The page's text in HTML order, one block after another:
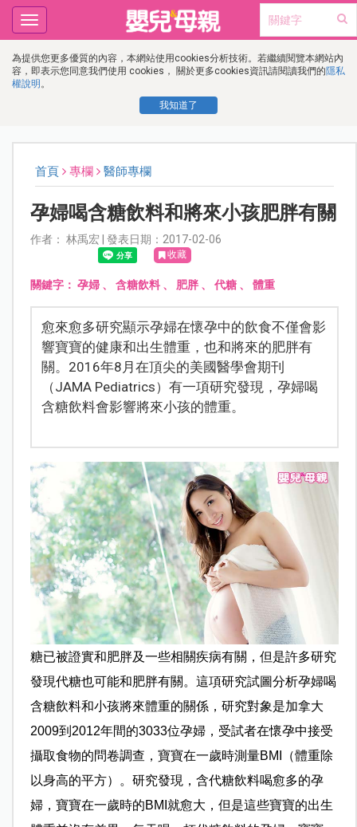
為提供您更多優質的內容，本網站使用cookies分析技術。若繼續閱覽本網站內
容，即表示您同意我們使用 cookies， 關於更多cookies資訊請閱讀我們的隱私
權說明 。
我知道了
Toggle
navigation
首頁 專欄 醫師專欄
孕婦喝含糖飲料和將來小孩肥胖有關
作者： 林禹宏 | 發表日期：2017-02-06
收藏
關鍵字： 孕婦、 含糖飲料、 肥胖、 代糖、 體重
愈來愈多研究顯示孕婦在懷孕中的飲食不僅會影
響寶寶的健康和出生體重，也和將來的肥胖有
關。2016年8月在頂尖的美國醫學會期刊
（JAMA Pediatrics）有一項研究發現，孕婦喝
含糖飲料會影響將來小孩的體重。
糖已被證實和肥胖及一些相關疾病有關，但是許多研究
發現代糖也可能和肥胖有關。這項研究試圖分析孕婦喝
含糖飲料和小孩將來體重的關係，研究對象是加拿大
2009到2012年間的3033位孕婦，受試者在懷孕中接受
攝取食物的問卷調查，寶寶在一歲時測量BMI（體重除
以身高的平方）。研究發現，含代糖飲料喝愈多的孕
婦，寶寶在一歲時的BMI就愈大，但是這些寶寶的出生